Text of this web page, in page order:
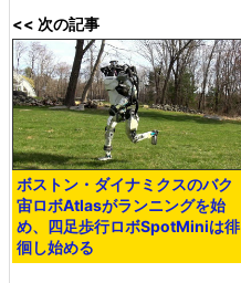
<< 次の記事
ボストン・ダイナミクスのバク
宙ロボAtlasがランニングを始
め、四足歩行ロボSpotMiniは徘
徊し始める